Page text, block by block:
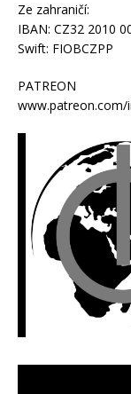
Ze zahraničí:
IBAN: CZ32 2010
Swift: FIOBCZPP
PATREON
www.patreon.com/